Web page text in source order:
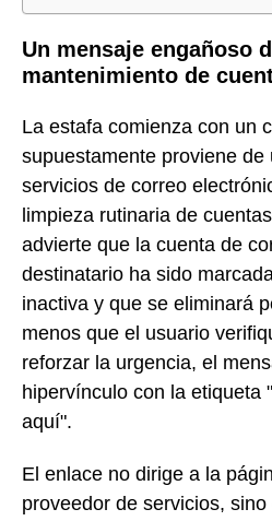
Un mensaje engañoso
mantenimiento de
La estafa comienza con un
supuestamente proviene de
servicios de correo
limpieza rutinaria de
advierte que la cuenta de
destinatario ha sido
inactiva y que se eliminará
menos que el usuario
reforzar la urgencia, el
hipervínculo con la etiqueta
aquí".
El enlace no dirige a la
proveedor de servicios,